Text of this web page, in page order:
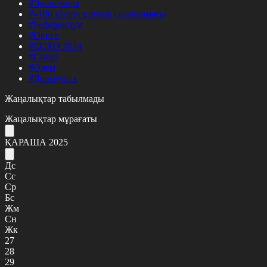
#Экономика
#«100 кітап» ұлттық сауалнамасы
#Референдум
#Оқиға
#EURO 2024
#Спорт
#Әлем
#Денсаулық
Жаңалықтар табылмады
Жаңалықтар мұрағаты
ҚАРАША 2025
Дс
Сс
Ср
Бс
Жм
Сн
Жк
27
28
29